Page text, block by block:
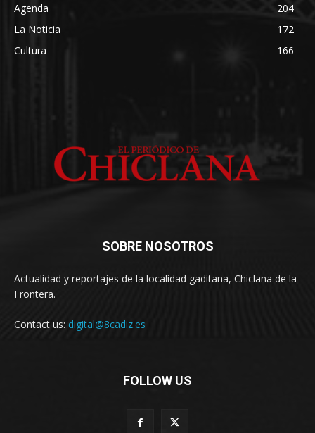
Agenda
204
La Noticia
172
Cultura
166
SOBRE NOSOTROS
Actualidad y reportajes de la localidad gaditana, Chiclana de la
Frontera.
Contact us: digital@8cadiz.es
FOLLOW US